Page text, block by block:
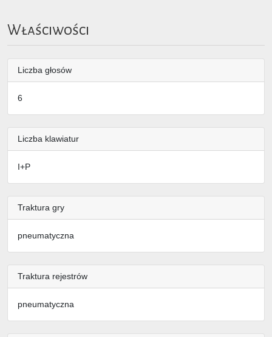
Właściwości
Liczba głosów
6
Liczba klawiatur
I+P
Traktura gry
pneumatyczna
Traktura rejestrów
pneumatyczna